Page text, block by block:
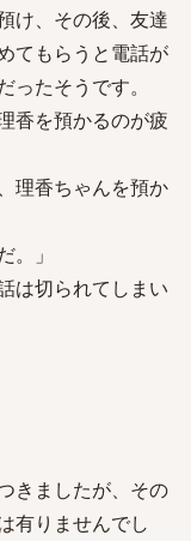
け、その後、友達
てもらうと電話が
たそうです。
香を預かるのが疲
理香ちゃんを預か
。」
は切られてしまい
きましたが、その
有りませんでし